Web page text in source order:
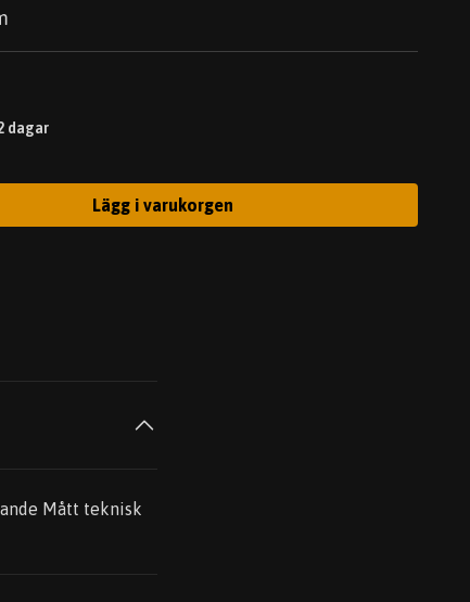
dagar
Lägg i varukorgen
Mått teknisk